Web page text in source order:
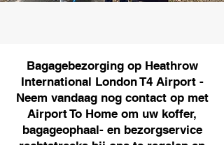
Bagagebezorging op Heathrow
International London T4 Airport -
Neem vandaag nog contact op met
Airport To Home om uw koffer,
bagageophaal- en bezorgservice